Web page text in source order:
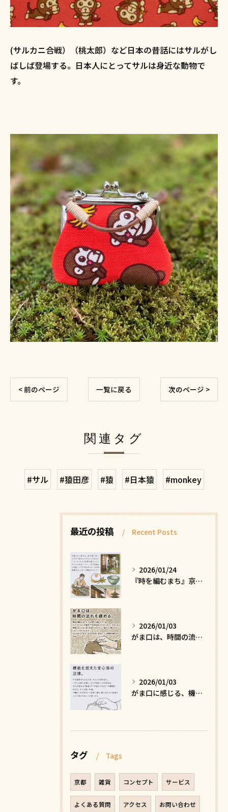
(サルカニ合戦）（桃太郎）など日本の昔話にはサルがし
ばしば登場する。日本人にとってサルは身近な動物で
す。
< 前のページ 一覧に戻る 次のページ >
関連タグ
#サル #猿田彦 #猿 #日本猿 #monkey
最近の投稿 Recent Posts
2026/01/24
『時を編むまち』京都ー日常にひそむ、静かな贅沢
2026/01/03
がま口は、時間の流れを緩める
2026/01/03
がま口に感じる、機能を超えた安心感の正体
タグ Tags
京都 雑貨 コンセプト サービス
よくある質問 アクセス お問い合わせ